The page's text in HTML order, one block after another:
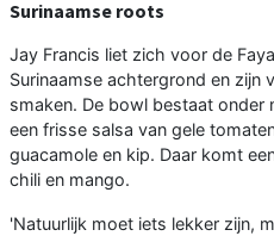
Surinaamse roots
Jay Francis liet zich voor de
Surinaamse achtergrond en zijn
smaken. De bowl bestaat onder
een frisse salsa van gele
guacamole en kip. Daar komt
chili en mango.
'Natuurlijk moet iets lekker zijn,